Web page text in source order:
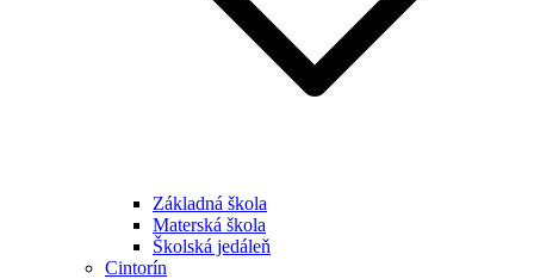
Základná škola
Materská škola
Školská jedáleň
Cintorín